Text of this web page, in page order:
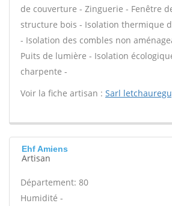
de couverture - Zinguerie - Fenêtre
structure bois - Isolation thermique
- Isolation des combles non
Puits de lumière - Isolation
charpente -
Voir la fiche artisan : Sarl
Ehf Amiens
Artisan
Département: 80
Humidité -